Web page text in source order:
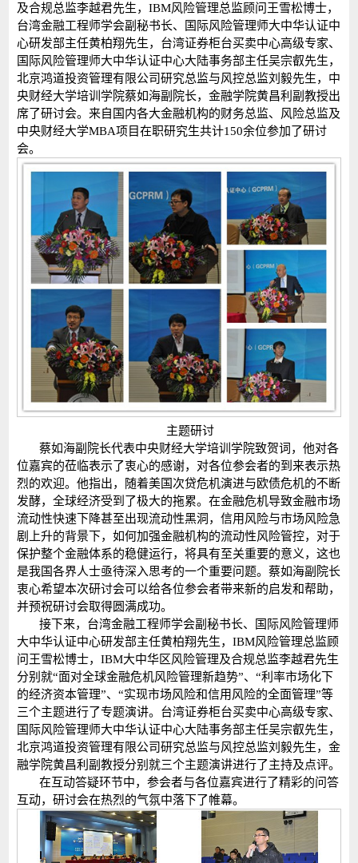
及合规总监李越君先生，IBM风险管理总监顾问王雪松博士，
台湾金融工程师学会副秘书长、国际风险管理师大中华认证中
心研发部主任黄柏翔先生，台湾证券柜台买卖中心高级专家、
国际风险管理师大中华认证中心大陆事务部主任吴宗叡先生，
北京鸿道投资管理有限公司研究总监与风控总监刘毅先生，中
央财经大学培训学院蔡如海副院长，金融学院黄昌利副教授出
席了研讨会。来自国内各大金融机构的财务总监、风险总监及
中央财经大学MBA项目在职研究生共计150余位参加了研讨
会。
主题研讨
蔡如海副院长代表中央财经大学培训学院致贺词，他对各
位嘉宾的莅临表示了衷心的感谢，对各位参会者的到来表示热
烈的欢迎。他指出，随着美国次贷危机演进与欧债危机的不断
发酵，全球经济受到了极大的拖累。在金融危机导致金融市场
流动性快速下降甚至出现流动性黑洞，信用风险与市场风险急
剧上升的背景下，如何加强金融机构的流动性风险管控，对于
保护整个金融体系的稳健运行，将具有至关重要的意义，这也
是我国各界人士亟待深入思考的一个重要问题。蔡如海副院长
衷心希望本次研讨会可以给各位参会者带来新的启发和帮助，
并预祝研讨会取得圆满成功。
接下来，台湾金融工程师学会副秘书长、国际风险管理师
大中华认证中心研发部主任黄柏翔先生，IBM风险管理总监顾
问王雪松博士，IBM大中华区风险管理及合规总监李越君先生
分别就“面对全球金融危机风险管理新趋势”、“利率市场化下
的经济资本管理”、“实现市场风险和信用风险的全面管理”等
三个主题进行了专题演讲。台湾证券柜台买卖中心高级专家、
国际风险管理师大中华认证中心大陆事务部主任吴宗叡先生，
北京鸿道投资管理有限公司研究总监与风控总监刘毅先生，金
融学院黄昌利副教授分别就三个主题演讲进行了主持及点评。
在互动答疑环节中，参会者与各位嘉宾进行了精彩的问答
互动，研讨会在热烈的气氛中落下了帷幕。